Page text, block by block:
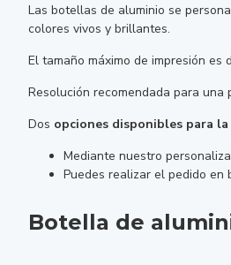
Las botellas de aluminio se
colores vivos y brillantes.
El tamaño máximo de impresión es
Resolución recomendada para
Dos opciones disponibles para
Mediante nuestro
Puedes realizar el pedido en
Botella de